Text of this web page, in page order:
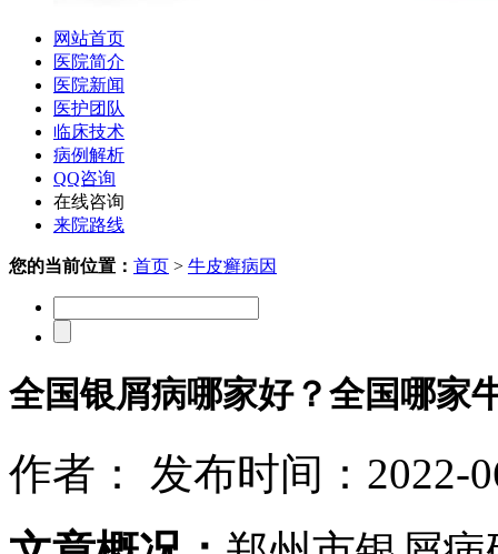
网站首页
医院简介
医院新闻
医护团队
临床技术
病例解析
QQ咨询
在线咨询
来院路线
您的当前位置： 首页 > 牛皮癣病因
全国银屑病哪家好？全国哪家
作者： 发布时间：2022-